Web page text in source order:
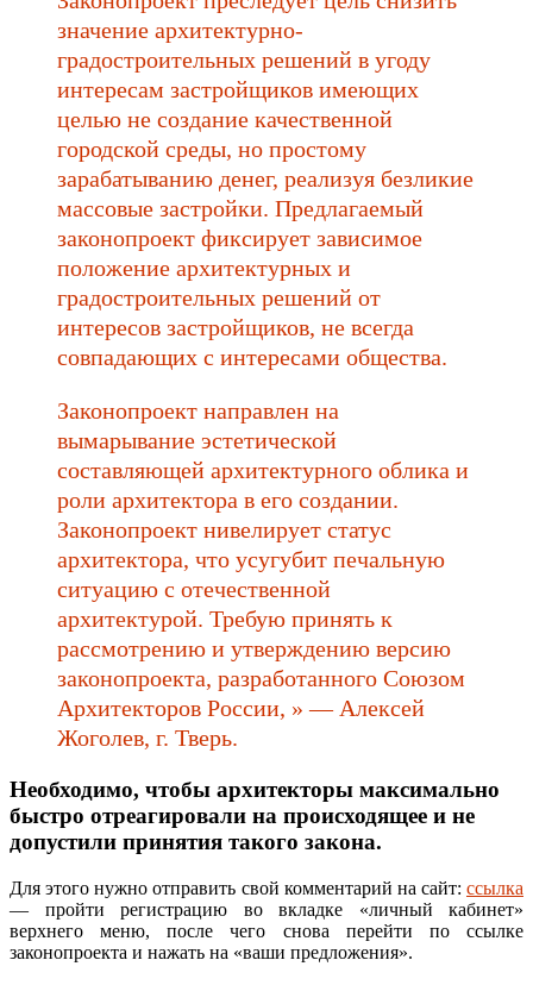
значение архитектурно-
градостроительных решений в угоду
интересам застройщиков имеющих
целью не создание качественной
городской среды, но простому
зарабатыванию денег, реализуя безликие
массовые застройки. Предлагаемый
законопроект фиксирует зависимое
положение архитектурных и
градостроительных решений от
интересов застройщиков, не всегда
совпадающих с интересами общества.
Законопроект направлен на
вымарывание эстетической
составляющей архитектурного облика и
роли архитектора в его создании.
Законопроект нивелирует статус
архитектора, что усугубит печальную
ситуацию с отечественной
архитектурой. Требую принять к
рассмотрению и утверждению версию
законопроекта, разработанного Союзом
Архитекторов России, » — Алексей
Жоголев, г. Тверь.
Необходимо, чтобы архитекторы максимально
быстро отреагировали на происходящее и не
допустили принятия такого закона.
Для этого нужно отправить свой комментарий на сайт: ссылка
— пройти регистрацию во вкладке «личный кабинет»
верхнего меню, после чего снова перейти по ссылке
законопроекта и нажать на «ваши предложения».